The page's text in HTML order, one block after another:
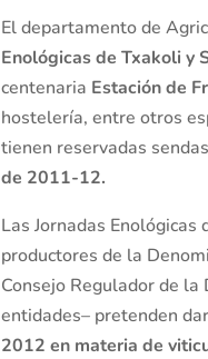
El departamento de
Enológicas de Txakoli y
centenaria Estación de
hostelería, entre otros
tienen reservadas
de 2011-12.
Las Jornadas
productores de la
Consejo Regulador de
entidades– pretenden
2012 en materia de